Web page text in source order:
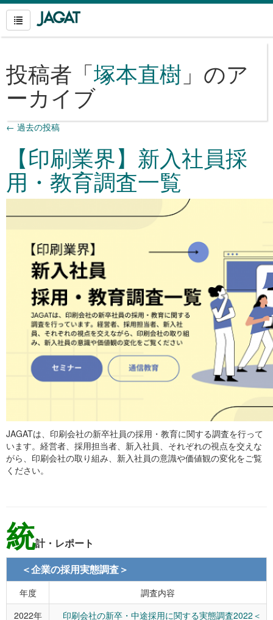
投稿者「塚本直樹 」のア
ーカイブ
← 過去の投稿
【印刷業界】新入社員採
用・教育調査一覧
JAGATは、印刷会社の新卒社員の採用・教育に関する調査を行って
います。経営者、採用担当者、新入社員、それぞれの視点を交えな
がら、印刷会社の取り組み、新入社員の意識や価値観の変化をご覧
ください。
統計・レポート
＜企業の採用実態調査＞
年度
調査内容
2022年
印刷会社の新卒・中途採用に関する実態調査2022＜